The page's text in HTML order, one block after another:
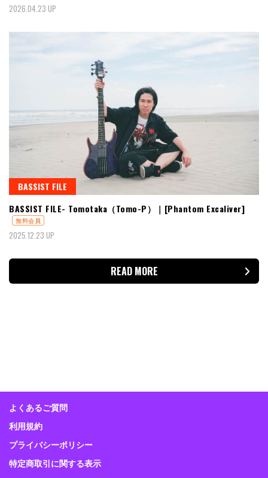
2026.04.23 UP
BASSIST FILE
BASSIST FILE- Tomotaka（Tomo-P）｜[Phantom Excaliver]
無料会員
2025.12.23 UP
READ MORE
よくあるご質問
利用規約
プライバシーポリシー
特定商取引に関する表示